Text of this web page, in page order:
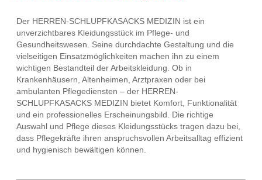
Der HERREN-SCHLUPFKASACKS MEDIZIN ist ein
unverzichtbares Kleidungsstück im Pflege- und
Gesundheitswesen. Seine durchdachte Gestaltung und die
vielseitigen Einsatzmöglichkeiten machen ihn zu einem
wichtigen Bestandteil der Arbeitskleidung. Ob in
Krankenhäusern, Altenheimen, Arztpraxen oder bei
ambulanten Pflegediensten – der HERREN-
SCHLUPFKASACKS MEDIZIN bietet Komfort, Funktionalität
und ein professionelles Erscheinungsbild. Die richtige
Auswahl und Pflege dieses Kleidungsstücks tragen dazu bei,
dass Pflegekräfte ihren anspruchsvollen Arbeitsalltag effizient
und hygienisch bewältigen können.